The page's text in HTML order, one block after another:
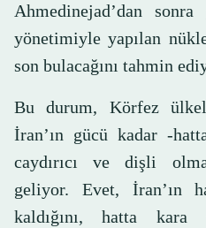
Ahmedinejad’dan
yönetimiyle yapılan
son bulacağını tahmin
Bu durum, Körfez
İran’ın gücü kadar -
caydırıcı ve dişli
geliyor. Evet, İran’ın
kaldığını, hatta kara